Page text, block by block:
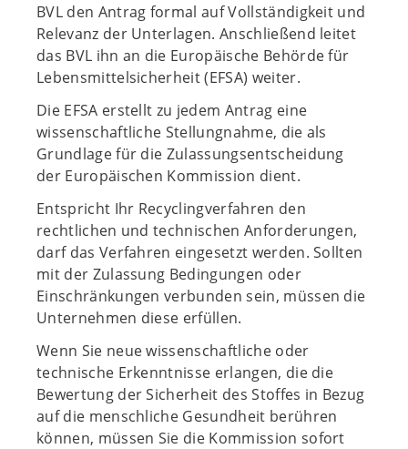
BVL den Antrag formal auf Vollständigkeit und
Relevanz der Unterlagen. Anschließend leitet
das BVL ihn an die Europäische Behörde für
Lebensmittelsicherheit (EFSA) weiter.
Die EFSA erstellt zu jedem Antrag eine
wissenschaftliche Stellungnahme, die als
Grundlage für die Zulassungsentscheidung
der Europäischen Kommission dient.
Entspricht Ihr Recyclingverfahren den
rechtlichen und technischen Anforderungen,
darf das Verfahren eingesetzt werden. Sollten
mit der Zulassung Bedingungen oder
Einschränkungen verbunden sein, müssen die
Unternehmen diese erfüllen.
Wenn Sie neue wissenschaftliche oder
technische Erkenntnisse erlangen, die die
Bewertung der Sicherheit des Stoffes in Bezug
auf die menschliche Gesundheit berühren
können, müssen Sie die Kommission sofort